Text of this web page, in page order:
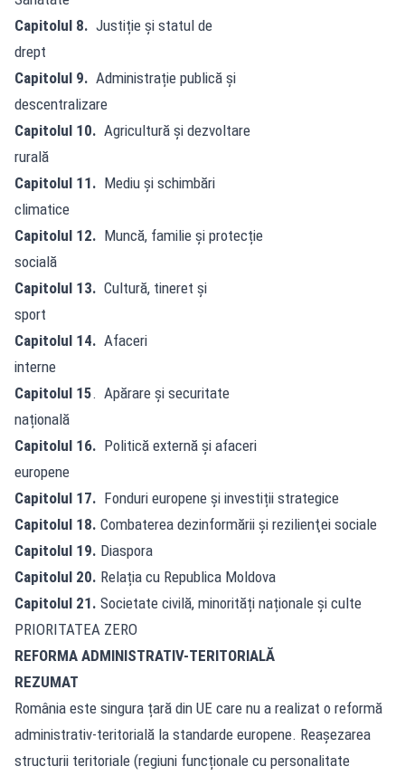
Capitolul 8. Justiție și statul de
drept
Capitolul 9. Administrație publică și
descentralizare
Capitolul 10. Agricultură și dezvoltare
rurală
Capitolul 11. Mediu și schimbări
climatice
Capitolul 12. Muncă, familie și protecție
socială
Capitolul 13. Cultură, tineret și
sport
Capitolul 14. Afaceri
interne
Capitolul 15. Apărare și securitate
națională
Capitolul 16. Politică externă și afaceri
europene
Capitolul 17. Fonduri europene și investiții strategice
Capitolul 18. Combaterea dezinformării şi rezilienţei sociale
Capitolul 19. Diaspora
Capitolul 20. Relația cu Republica Moldova
Capitolul 21. Societate civilă, minorități naționale și culte
PRIORITATEA ZERO
REFORMA ADMINISTRATIV-TERITORIALĂ
REZUMAT
România este singura țară din UE care nu a realizat o reformă
administrativ-teritorială la standarde europene. Reașezarea
structurii teritoriale (regiuni funcționale cu personalitate